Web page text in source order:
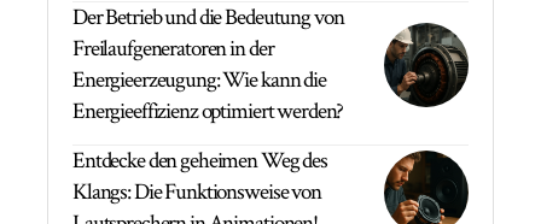
Der Betrieb und die Bedeutung von
Freilaufgeneratoren in der
Energieerzeugung: Wie kann die
Energieeffizienz optimiert werden?
Entdecke den geheimen Weg des
Klangs: Die Funktionsweise von